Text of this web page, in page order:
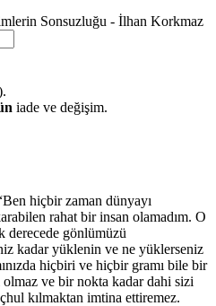
Sonsuzluğu - İlhan Korkmaz
iade ve değişim.
hiçbir zaman dünyayı
rahat bir insan olamadım. O
gönlümüzü
kadar yüklenin ve ne yüklerseniz
hiçbiri ve hiçbir gramı bile bir
olmaz ve bir nokta kadar dahi sizi
kılmaktan imtina ettiremez.